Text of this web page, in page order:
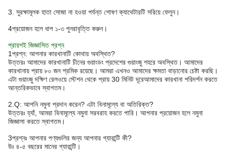
3. সুরক্ষামূলক হাতা সোজা না হওয়া পর্যন্ত শোষণ ক্যাথেটারটি সরিয়ে ফেলুন।
4প্রয়োজন হলে ধাপ ১-৩ পুনরাবৃত্তি করুন।
প্রায়শই জিজ্ঞাসিত প্রশ্ন
1প্রশ্ন: আপনার কারখানাটি কোথায় অবস্থিত?
উত্তরঃ আমাদের কারখানাটি চীনের গুয়াংডং প্রদেশের গুয়াংজু শহরে অবস্থিত। আমাদের
কারখানায় প্রায় ৮০ জন শ্রমিক রয়েছে। আমরা এখনও আমাদের ক্ষমতা বাড়ানোর চেষ্টা করছি।
এটা গুয়াংজু দক্ষিণ রেলওয়ে স্টেশন থেকে প্রায় 30 মিনিট দূরেআমাদের কারখানা পরিদর্শন করতে
আন্তরিকভাবে স্বাগতম।
2.Q: আপনি নমুনা প্রদান করেন? এটা বিনামূল্যে বা অতিরিক্ত?
উত্তরঃ হ্যাঁ, আমরা বিনামূল্যে নমুনা সরবরাহ করতে পারি। আপনার প্রয়োজন হলে নমুনা
জিজ্ঞাসা করতে স্বাগতম।
3প্রশ্নঃ আপনার পণ্যগুলির জন্য আপনার গ্যারান্টি কী?
উঃ ৪-৫ বছরের মানের গ্যারান্টি।